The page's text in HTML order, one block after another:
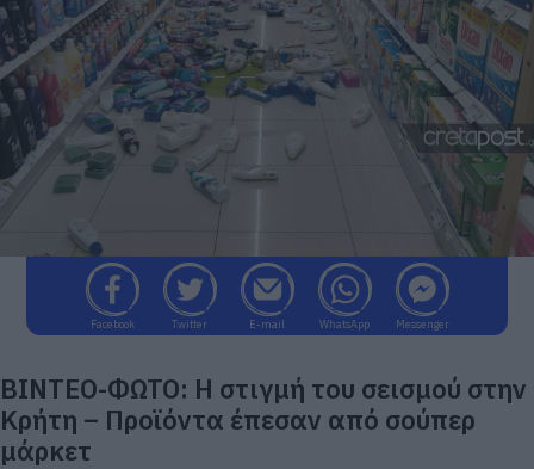
Facebook Twitter E-mail WhatsApp Messenger
ΒΙΝΤΕΟ-ΦΩΤΟ: Η στιγμή του σεισμού στην
Κρήτη – Προϊόντα έπεσαν από σούπερ
μάρκετ